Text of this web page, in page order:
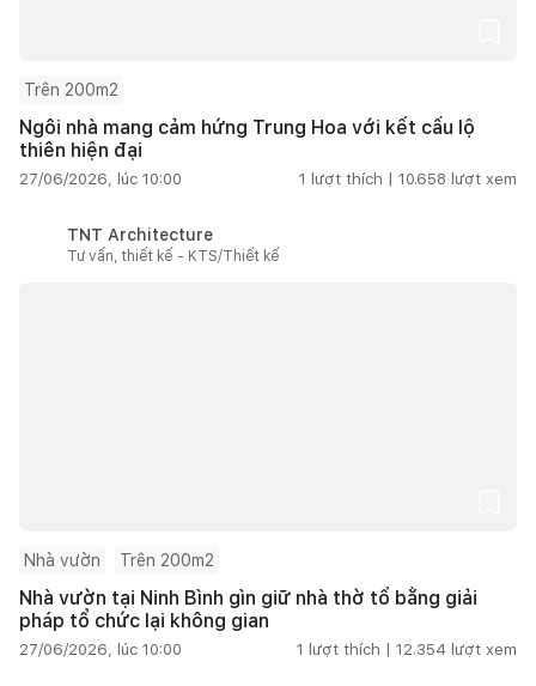
Trên 200m2
Ngôi nhà mang cảm hứng Trung Hoa với kết cấu lộ
thiên hiện đại
27/06/2026, lúc 10:00 1 lượt thích | 10.658 lượt xem
TNT Architecture
Tư vấn, thiết kế - KTS/Thiết kế
Nhà vườn Trên 200m2
Nhà vườn tại Ninh Bình gìn giữ nhà thờ tổ bằng giải
pháp tổ chức lại không gian
27/06/2026, lúc 10:00 1 lượt thích | 12.354 lượt xem